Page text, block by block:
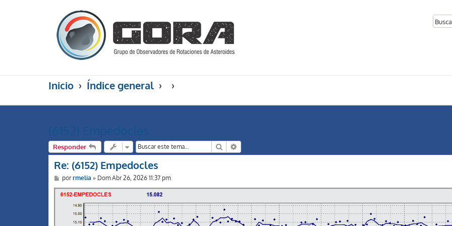
Inicio Índice general
(6152) Empedocles
Responder Buscar
Re: (6152) Empedocles
M
n
s
porrmelia » Dom Abr 26, 2026 11:37 pm